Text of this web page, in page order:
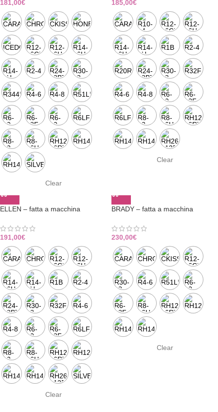
181,00€
Clear
185,00€
Clear
ELLEN – fatta a macchina
191,00€
Clear
BRADY – fatta a macchina
230,00€
Clear